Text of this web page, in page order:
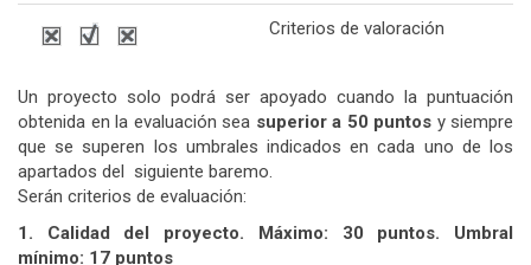
Criterios de valoración
Un proyecto solo podrá ser apoyado cuando la puntuación
obtenida en la evaluación sea superior a 50 puntos y siempre
que se superen los umbrales indicados en cada uno de los
apartados del siguiente baremo.
Serán criterios de evaluación:
1. Calidad del proyecto. Máximo: 30 puntos. Umbral
mínimo: 17 puntos